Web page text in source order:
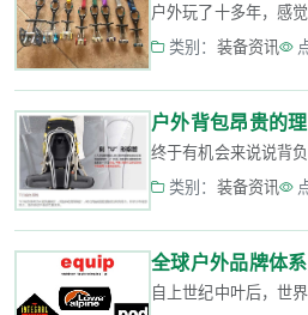
户外玩了十多年，感
类别： 装备资讯
户外背包昂贵的
终于有机会来说说背
类别： 装备资讯
全球户外品牌体
自上世纪中叶后，世